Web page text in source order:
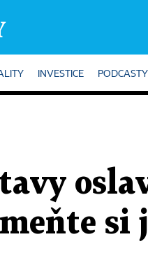
INVESTICE PODCASTY
si